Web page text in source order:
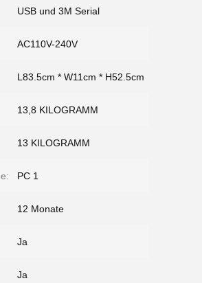
USB und 3M Serial
AC110V-240V
L83.5cm * W11cm * H52.5cm
13,8 KILOGRAMM
13 KILOGRAMM
PC 1
12 Monate
Ja
Ja